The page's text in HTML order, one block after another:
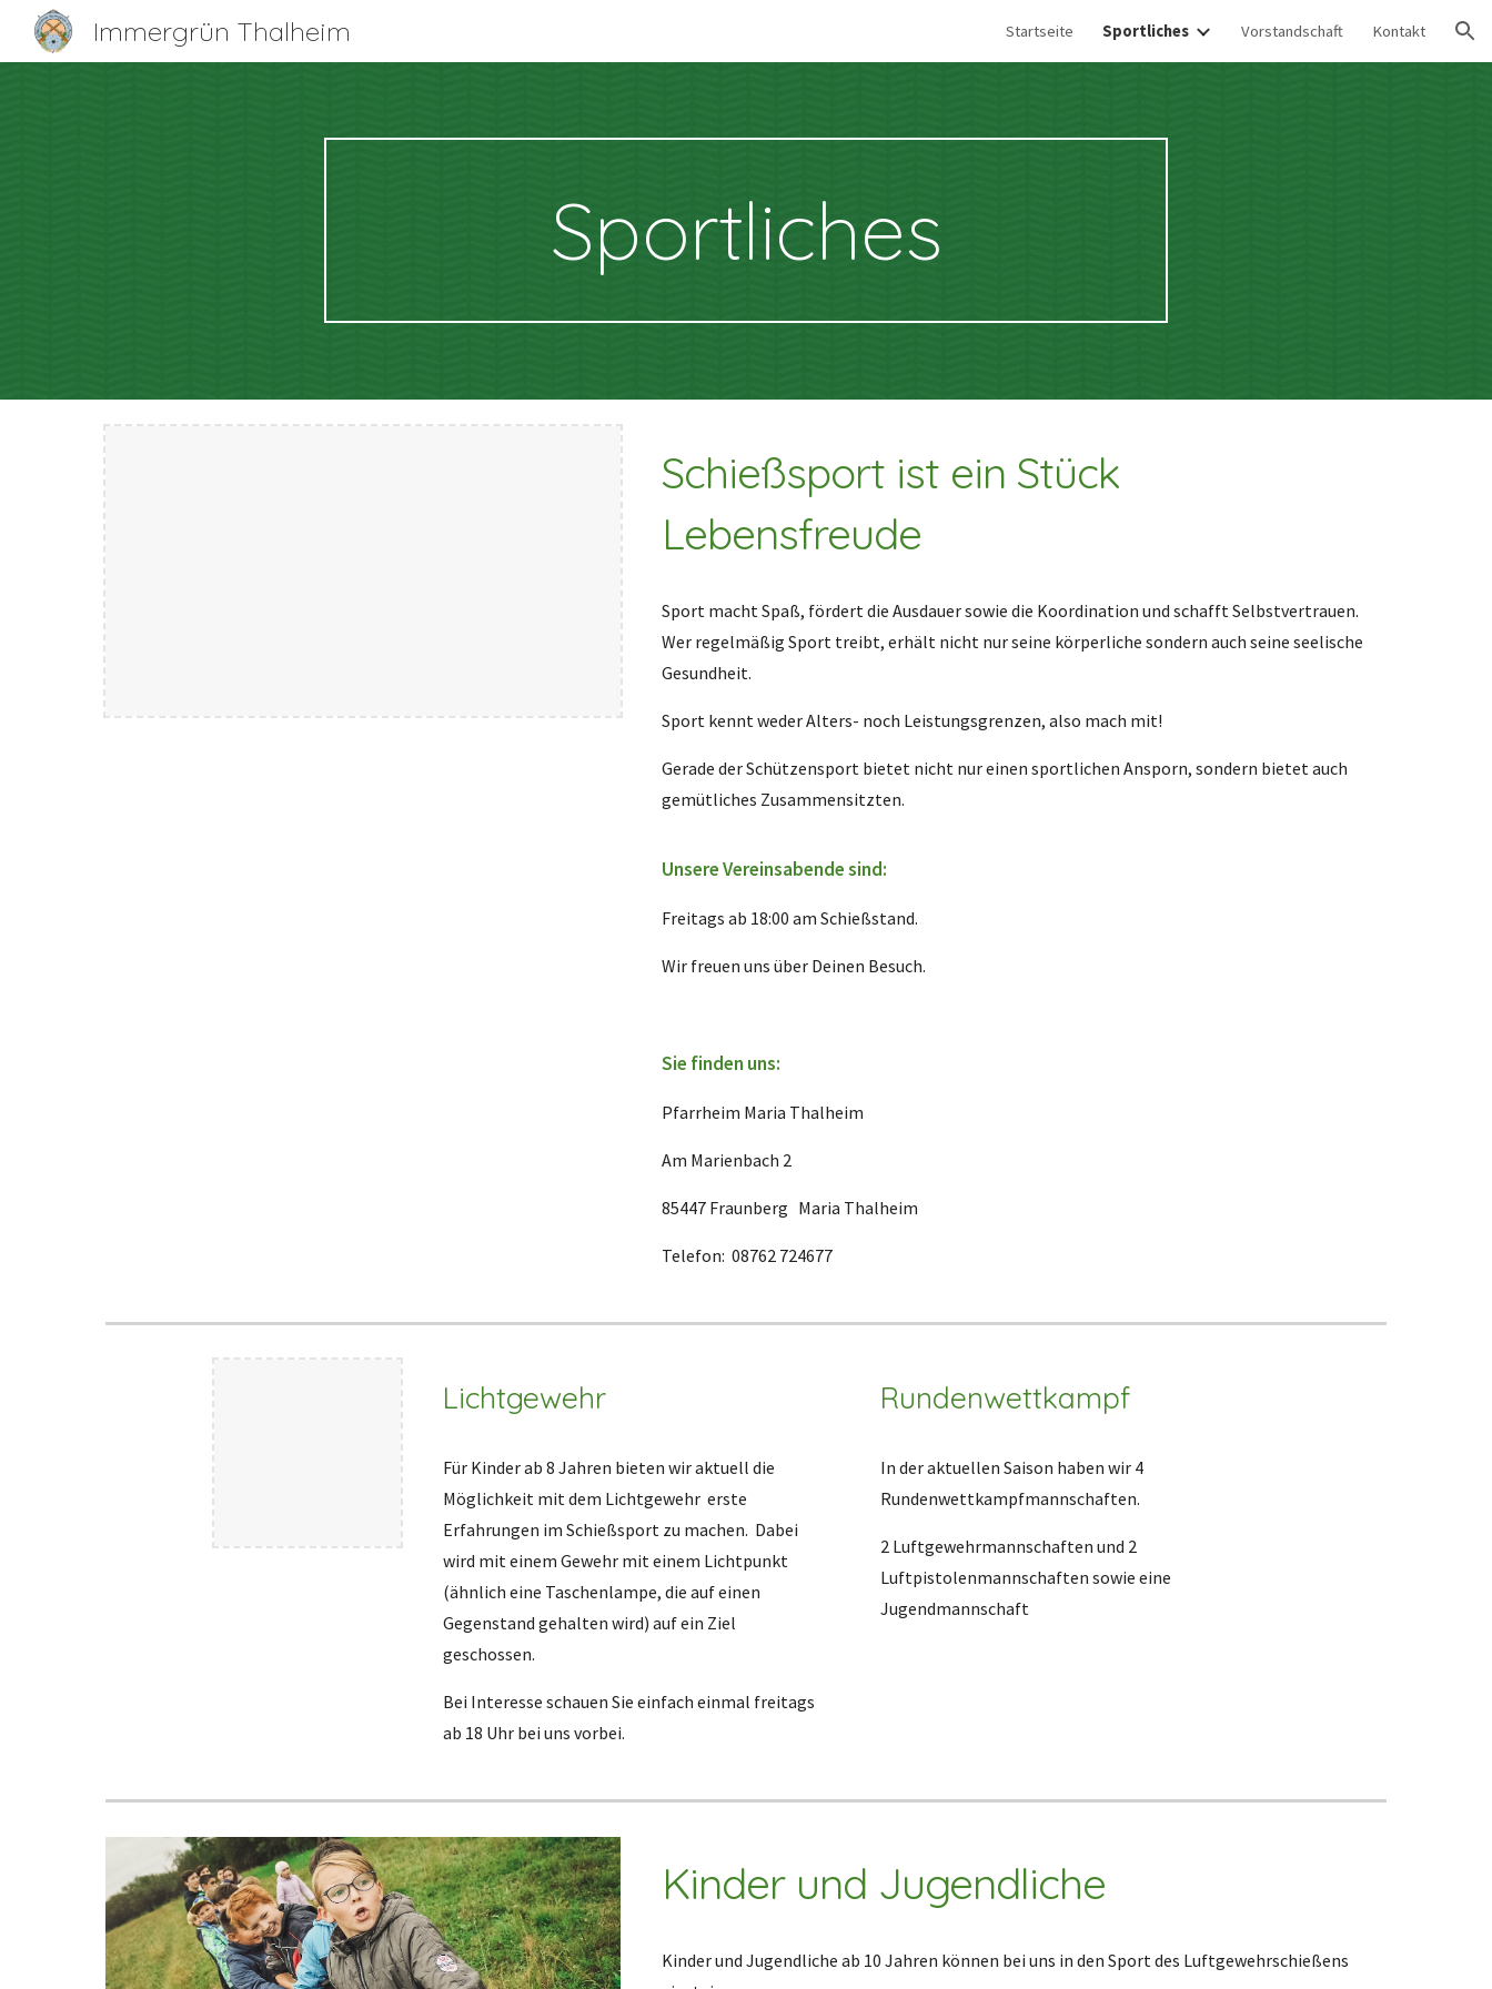
Skip to navigation
Immergrün Thalheim Startseite Sportliches Vorstandschaft Kontakt
Sportliches
Schießsport ist ein Stück
Lebensfreude
Sport macht Spaß, fördert die Ausdauer sowie die Koordination und schafft Selbstvertrauen.
Wer regelmäßig Sport treibt, erhält nicht nur seine körperliche sondern auch seine seelische
Gesundheit.
Sport kennt weder Alters- noch Leistungsgrenzen, also mach mit!
Gerade der Schützensport bietet nicht nur einen sportlichen Ansporn, sondern bietet auch
gemütliches Zusammensitzten.
Unsere Vereinsabende sind:
Freitags ab 18:00 am Schießstand.
Wir freuen uns über Deinen Besuch.
Sie finden uns:
Pfarrheim Maria Thalheim
Am Marienbach 2
85447 Fraunberg Maria Thalheim
Telefon: 08762 724677
Lichtgewehr
Für Kinder ab 8 Jahren bieten wir aktuell die
Möglichkeit mit dem Lichtgewehr erste
Erfahrungen im Schießsport zu machen. Dabei
wird mit einem Gewehr mit einem Lichtpunkt
(ähnlich eine Taschenlampe, die auf einen
Gegenstand gehalten wird) auf ein Ziel
geschossen.
Bei Interesse schauen Sie einfach einmal freitags
ab 18 Uhr bei uns vorbei.
Rundenwettkampf
In der aktuellen Saison haben wir 4
Rundenwettkampfmannschaften.
2 Luftgewehrmannschaften und 2
Luftpistolenmannschaften sowie eine
Jugendmannschaft
Kinder und Jugendliche
Kinder und Jugendliche ab 10 Jahren können bei uns in den Sport des Luftgewehrschießens